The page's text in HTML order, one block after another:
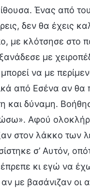
Ένας από
δεν θα έχεις
με κλότσησε στο
με
να με
από Εσένα αν
και δύναμη.
Αφού
στον λάκκο των
σ’ Αυτόν,
κι εγώ να
με βασάνιζαν οι